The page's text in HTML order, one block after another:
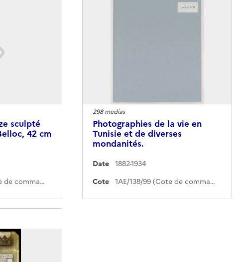
sculpté
42 cm
1AE/138/97 (Cote de commande)
298 medias
Photographies de la vie en
Tunisie et de diverses
mondanités.
Date
1882-1934
Cote
1AE/138/99 (Cote de commande)